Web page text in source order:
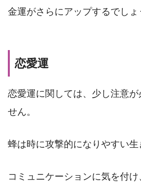
金運がさらにアップするでしょ
恋愛運
恋愛運に関しては、少し注意が
せん。
蜂は時に攻撃的になりやすい生
コミュニケーションに気を付